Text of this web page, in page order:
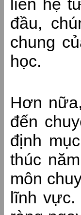
liên hệ
đầu,
chung
học.
Hơn
đến
định
thúc
môn
lĩnh vực.